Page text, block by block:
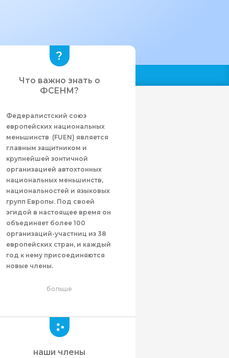
Что важно знать о
ФСЕНМ?
Федералистcкий союз
европейских национальных
меньшинств (FUEN) является
главным защитником и
крупнейшей зонтичной
организацией автохтонных
национальных меньшинств,
национальностей и языковых
групп Европы. Под своей
эгидой в настоящее время он
объединяет более 100
организаций-участниц из 38
европейских стран, и каждый
год к нему присоединяются
новые члены.
больше
наши члены